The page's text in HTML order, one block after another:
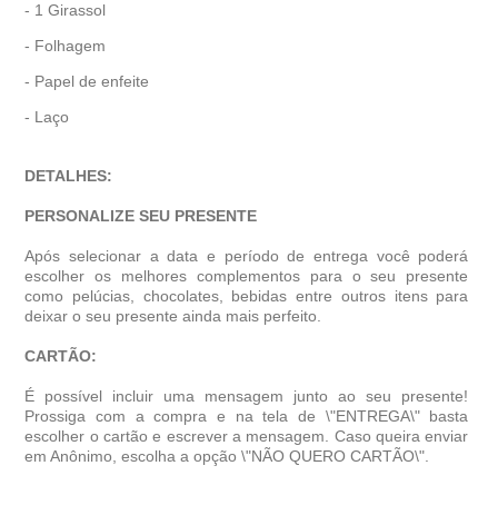
- 1 Girassol
- Folhagem
- Papel de enfeite
- Laço
DETALHES:
PERSONALIZE SEU PRESENTE
Após selecionar a data e período de entrega você poder
escolher os melhores complementos para o seu presente
como pelúcias, chocolates, bebidas entre outros itens para
deixar o seu presente ainda mais perfeito.
CARTÃO:
É possível incluir uma mensagem junto ao seu presente!
Prossiga com a compra e na tela de \"ENTREGA\" basta
escolher o cartão e escrever a mensagem. Caso queira enviar
em Anônimo, escolha a opção \"NÃO QUERO CARTÃO\".